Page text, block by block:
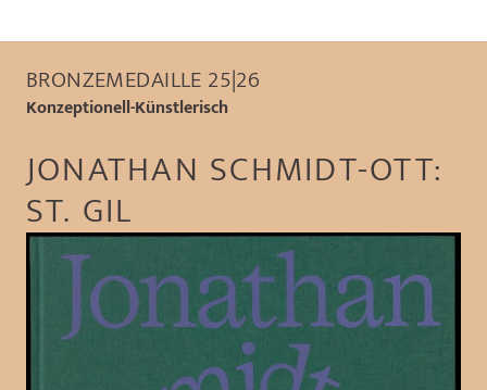
BRONZEMEDAILLE 25|26
Konzeptionell-Künstlerisch
JONATHAN SCHMIDT-OTT:
ST. GIL